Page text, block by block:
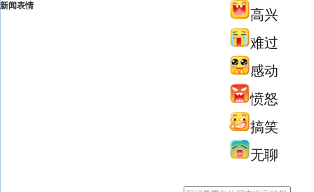
新闻表情
高兴
难过
感动
愤怒
搞笑
无聊